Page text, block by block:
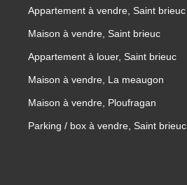
Appartement à vendre, Saint brieuc
Maison à vendre, Saint brieuc
Appartement à louer, Saint brieuc
Maison à vendre, La meaugon
Maison à vendre, Ploufragan
Parking / box à vendre, Saint brieuc